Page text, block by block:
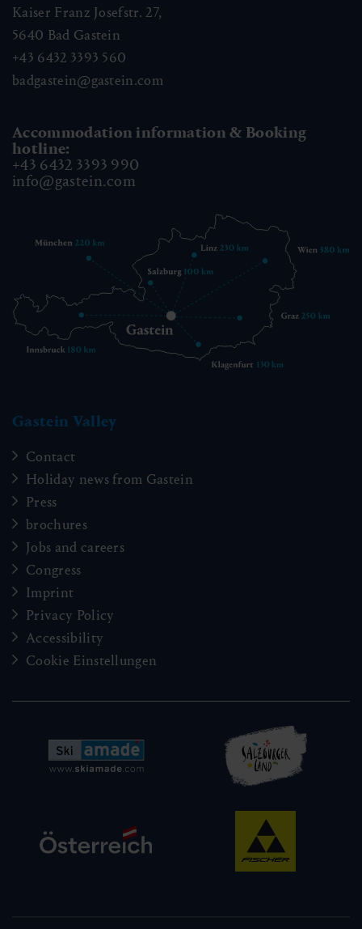
Kaiser Franz Josefstr. 27,
5640 Bad Gastein
+43 6432 3393 560
badgastein@gastein.com
Accommodation information & Booking
hotline:
+43 6432 3393 990
info@gastein.com
Gastein Valley
Contact
Holiday news from Gastein
Press
brochures
Jobs and careers
Congress
Imprint
Privacy Policy
Accessibility
Cookie Einstellungen